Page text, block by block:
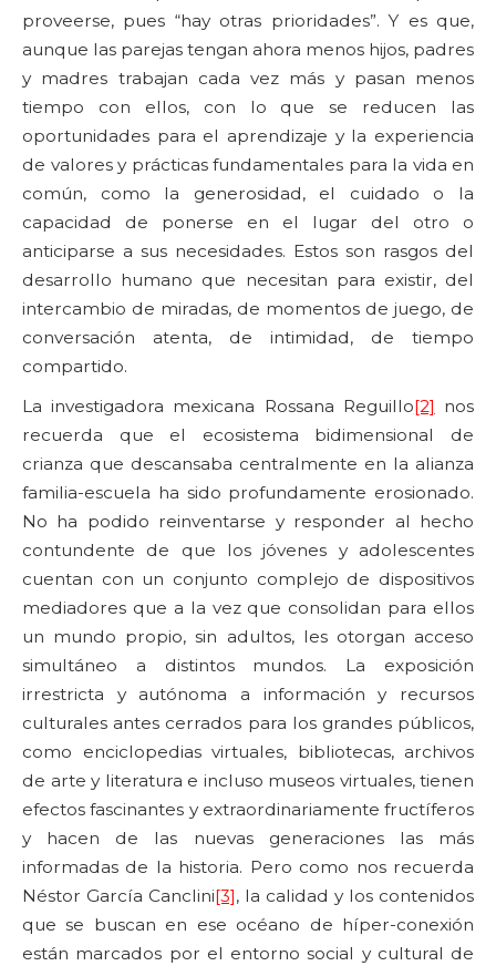
proveerse, pues “hay otras prioridades”. Y es que,
aunque las parejas tengan ahora menos hijos, padres
y madres trabajan cada vez más y pasan menos
tiempo con ellos, con lo que se reducen las
oportunidades para el aprendizaje y la experiencia
de valores y prácticas fundamentales para la vida en
común, como la generosidad, el cuidado o la
capacidad de ponerse en el lugar del otro o
anticiparse a sus necesidades. Estos son rasgos del
desarrollo humano que necesitan para existir, del
intercambio de miradas, de momentos de juego, de
conversación atenta, de intimidad, de tiempo
compartido.
La investigadora mexicana Rossana Reguillo[2] nos
recuerda que el ecosistema bidimensional de
crianza que descansaba centralmente en la alianza
familia-escuela ha sido profundamente erosionado.
No ha podido reinventarse y responder al hecho
contundente de que los jóvenes y adolescentes
cuentan con un conjunto complejo de dispositivos
mediadores que a la vez que consolidan para ellos
un mundo propio, sin adultos, les otorgan acceso
simultáneo a distintos mundos. La exposición
irrestricta y autónoma a información y recursos
culturales antes cerrados para los grandes públicos,
como enciclopedias virtuales, bibliotecas, archivos
de arte y literatura e incluso museos virtuales, tienen
efectos fascinantes y extraordinariamente fructíferos
y hacen de las nuevas generaciones las más
informadas de la historia. Pero como nos recuerda
Néstor García Canclini[3], la calidad y los contenidos
que se buscan en ese océano de híper-conexión
están marcados por el entorno social y cultural de